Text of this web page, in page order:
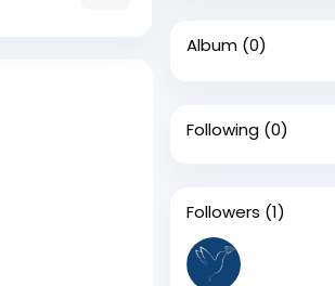
Album (0)
Following (0)
Followers (1)